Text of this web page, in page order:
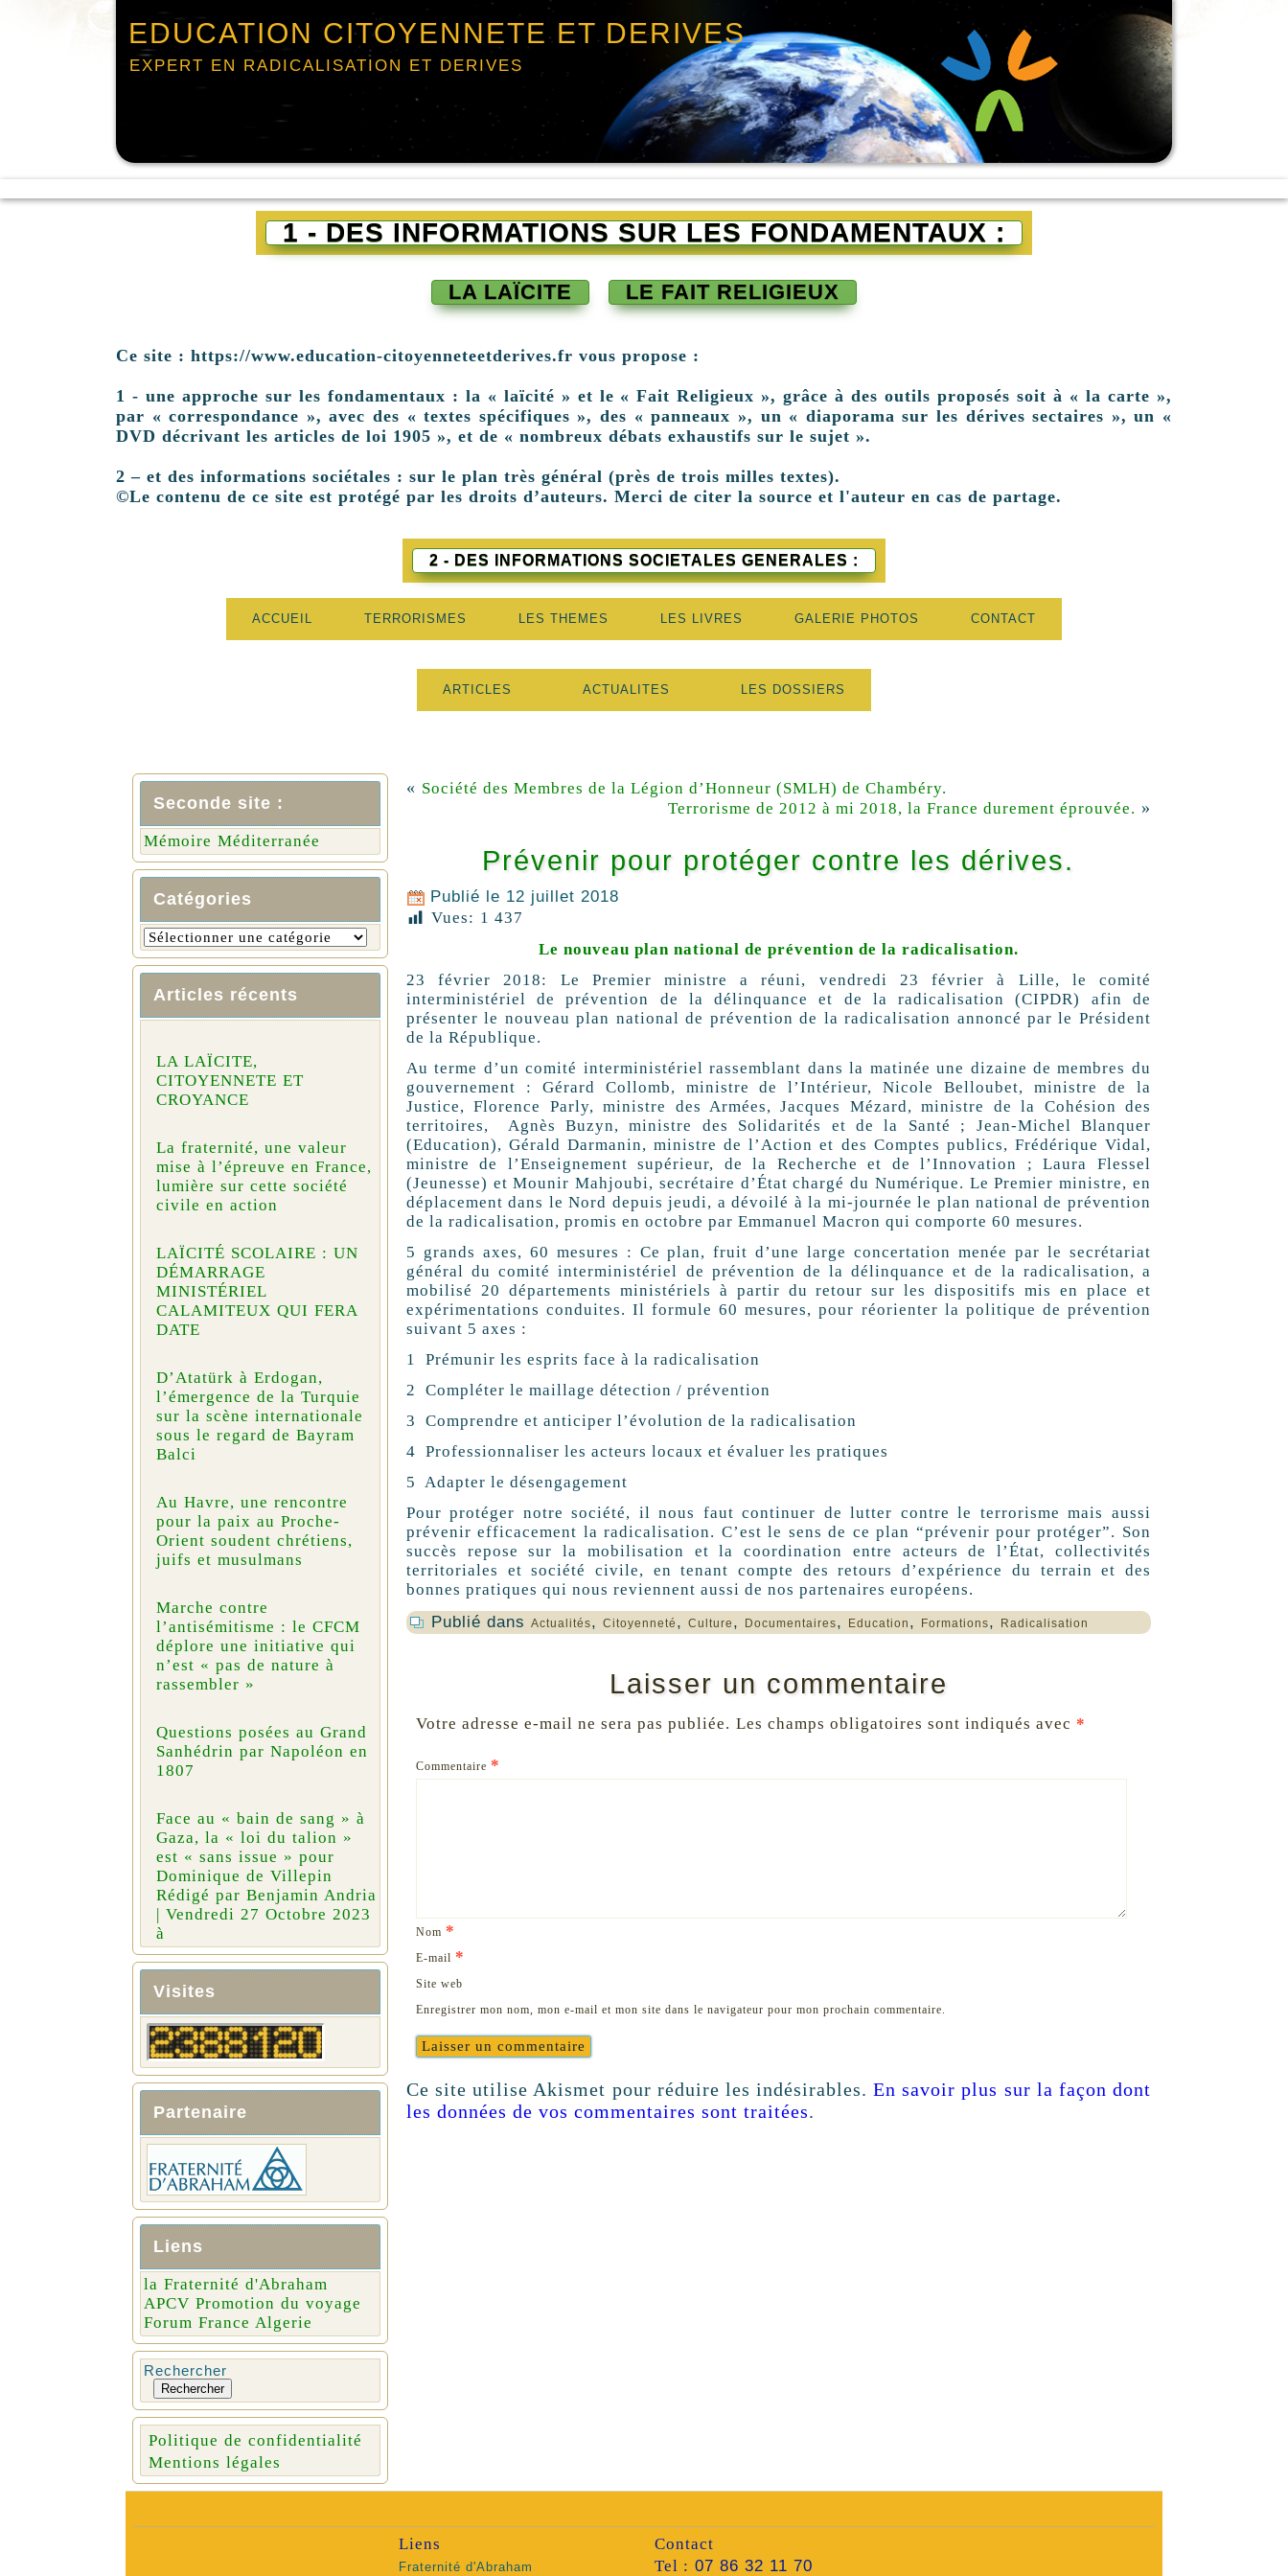
EDUCATION CITOYENNETE ET DERIVES
EXPERT EN RADICALISATION ET DERIVES
1 - DES INFORMATIONS SUR LES FONDAMENTAUX :
LA LAÏCITE LE FAIT RELIGIEUX
Ce site : https://www.education-citoyenneteetderives.fr vous propose :
1 - une approche sur les fondamentaux : la « laïcité » et le « Fait Religieux », grâce à des outils proposés soit à « la carte »,
par « correspondance », avec des « textes spécifiques », des « panneaux », un « diaporama sur les dérives sectaires », un «
DVD décrivant les articles de loi 1905 », et de « nombreux débats exhaustifs sur le sujet ».
2 – et des informations sociétales : sur le plan très général (près de trois milles textes).
©Le contenu de ce site est protégé par les droits d’auteurs. Merci de citer la source et l'auteur en cas de partage.
2 - DES INFORMATIONS SOCIETALES GENERALES :
ACCUEIL TERRORISMES LES THEMES LES LIVRES GALERIE PHOTOS CONTACT
ARTICLES ACTUALITES LES DOSSIERS
Seconde site :
Mémoire Méditerranée
Catégories
Articles récents
LA LAÏCITE,
CITOYENNETE ET
CROYANCE
La fraternité, une valeur
mise à l’épreuve en France,
lumière sur cette société
civile en action
LAÏCITÉ SCOLAIRE : UN
DÉMARRAGE
MINISTÉRIEL
CALAMITEUX QUI FERA
DATE
D’Atatürk à Erdogan,
l’émergence de la Turquie
sur la scène internationale
sous le regard de Bayram
Balci
Au Havre, une rencontre
pour la paix au Proche-
Orient soudent chrétiens,
juifs et musulmans
Marche contre
l’antisémitisme : le CFCM
déplore une initiative qui
n’est « pas de nature à
rassembler »
Questions posées au Grand
Sanhédrin par Napoléon en
1807
Face au « bain de sang » à
Gaza, la « loi du talion »
est « sans issue » pour
Dominique de Villepin
Rédigé par Benjamin Andria
| Vendredi 27 Octobre 2023
à
Visites
Partenaire
Liens
la Fraternité d'Abraham
APCV Promotion du voyage
Forum France Algerie
Rechercher
Rechercher
Politique de confidentialité
Mentions légales
« Société des Membres de la Légion d’Honneur (SMLH) de Chambéry.
Terrorisme de 2012 à mi 2018, la France durement éprouvée. »
Prévenir pour protéger contre les dérives.
Publié le 12 juillet 2018
Vues: 1 437
Le nouveau plan national de prévention de la radicalisation.
23 février 2018: Le Premier ministre a réuni, vendredi 23 février à Lille, le comité
interministériel de prévention de la délinquance et de la radicalisation (CIPDR) afin de
présenter le nouveau plan national de prévention de la radicalisation annoncé par le Président
de la République.
Au terme d’un comité interministériel rassemblant dans la matinée une dizaine de membres du
gouvernement : Gérard Collomb, ministre de l’Intérieur, Nicole Belloubet, ministre de la
Justice, Florence Parly, ministre des Armées, Jacques Mézard, ministre de la Cohésion des
territoires, Agnès Buzyn, ministre des Solidarités et de la Santé ; Jean-Michel Blanquer
(Education), Gérald Darmanin, ministre de l’Action et des Comptes publics, Frédérique Vidal,
ministre de l’Enseignement supérieur, de la Recherche et de l’Innovation ; Laura Flessel
(Jeunesse) et Mounir Mahjoubi, secrétaire d’État chargé du Numérique. Le Premier ministre, en
déplacement dans le Nord depuis jeudi, a dévoilé à la mi-journée le plan national de prévention
de la radicalisation, promis en octobre par Emmanuel Macron qui comporte 60 mesures.
5 grands axes, 60 mesures : Ce plan, fruit d’une large concertation menée par le secrétariat
général du comité interministériel de prévention de la délinquance et de la radicalisation, a
mobilisé 20 départements ministériels à partir du retour sur les dispositifs mis en place et
expérimentations conduites. Il formule 60 mesures, pour réorienter la politique de prévention
suivant 5 axes :
1 Prémunir les esprits face à la radicalisation
2 Compléter le maillage détection / prévention
3 Comprendre et anticiper l’évolution de la radicalisation
4 Professionnaliser les acteurs locaux et évaluer les pratiques
5 Adapter le désengagement
Pour protéger notre société, il nous faut continuer de lutter contre le terrorisme mais aussi
prévenir efficacement la radicalisation. C’est le sens de ce plan “prévenir pour protéger”. Son
succès repose sur la mobilisation et la coordination entre acteurs de l’État, collectivités
territoriales et société civile, en tenant compte des retours d’expérience du terrain et des
bonnes pratiques qui nous reviennent aussi de nos partenaires européens.
Publié dans Actualités, Citoyenneté , Culture , Documentaires, Education , Formations, Radicalisation
Laisser un commentaire
Votre adresse e-mail ne sera pas publiée. Les champs obligatoires sont indiqués avec *
Commentaire *
Nom *
E-mail *
Site web
Enregistrer mon nom, mon e-mail et mon site dans le navigateur pour mon prochain commentaire.
Ce site utilise Akismet pour réduire les indésirables.En savoir plus sur la façon dont
les données de vos commentaires sont traitées.
Liens
Fraternité d'Abraham
Contact
Tel : 07 86 32 11 70